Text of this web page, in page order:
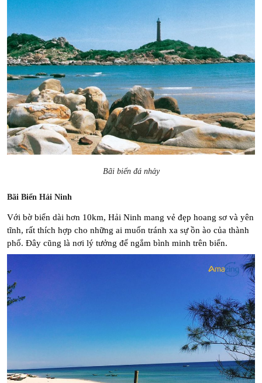
Bãi biển đá nhảy
Bãi Biển Hải Ninh
Với bờ biển dài hơn 10km, Hải Ninh mang vẻ đẹp hoang sơ và yên
tĩnh, rất thích hợp cho những ai muốn tránh xa sự ồn ào của thành
phố. Đây cũng là nơi lý tưởng để ngắm bình minh trên biển.